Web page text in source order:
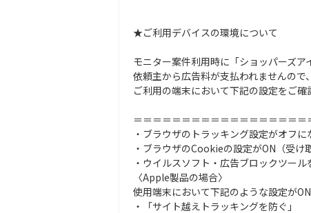
★ご利用デバイスの環境について
モニター案件利用時に「ショッパーズア
依頼主から広告料が支払われませんので
ご利用の端末において下記の設定をご確
＝＝＝＝＝＝＝＝＝＝＝＝＝＝＝＝＝＝
・ブラウザのトラッキング設定がオフに
・ブラウザのCookieの設定がON（受け
・ウイルスソフト・広告ブロックツー
〈Apple製品の場合〉
使用端末において下記のような設定が
・「サイト越えトラッキングを防ぐ」